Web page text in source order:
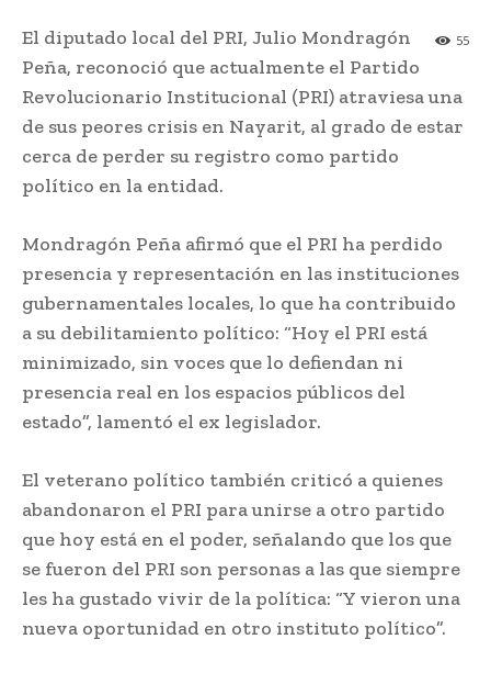
55
El diputado local del PRI, Julio Mondragón
Peña, reconoció que actualmente el Partido
Revolucionario Institucional (PRI) atraviesa una
de sus peores crisis en Nayarit, al grado de estar
cerca de perder su registro como partido
político en la entidad.
Mondragón Peña afirmó que el PRI ha perdido
presencia y representación en las instituciones
gubernamentales locales, lo que ha contribuido
a su debilitamiento político: “Hoy el PRI está
minimizado, sin voces que lo defiendan ni
presencia real en los espacios públicos del
estado”, lamentó el ex legislador.
El veterano político también criticó a quienes
abandonaron el PRI para unirse a otro partido
que hoy está en el poder, señalando que los que
se fueron del PRI son personas a las que siempre
les ha gustado vivir de la política: “Y vieron una
nueva oportunidad en otro instituto político”.